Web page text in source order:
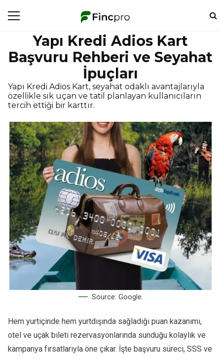
Yapı Kredi Adios Kart
Başvuru Rehberi ve Seyahat
İpuçları
Yapı Kredi Adios Kart, seyahat odaklı avantajlarıyla
özellikle sık uçan ve tatil planlayan kullanıcıların
tercih ettiği bir karttır.
Source: Google.
Hem yurtiçinde hem yurtdışında sağladığı puan kazanımı,
otel ve uçak bileti rezervasyonlarında sunduğu kolaylık ve
kampanya fırsatlarıyla öne çıkar. İşte başvuru süreci, SSS ve